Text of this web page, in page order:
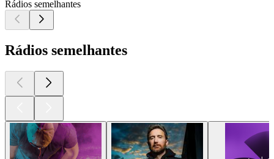
Rádios semelhantes
Rádios semelhantes